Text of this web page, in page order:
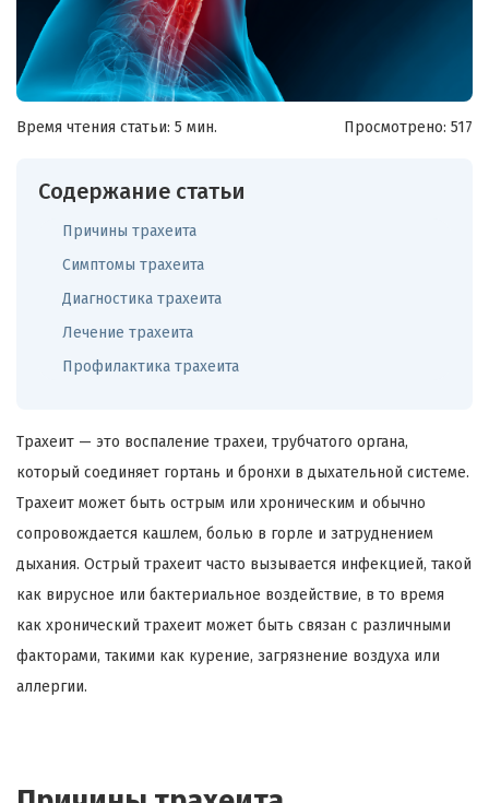
Время чтения статьи: 5 мин. Просмотрено: 517
Содержание статьи
Причины трахеита
Симптомы трахеита
Диагностика трахеита
Лечение трахеита
Профилактика трахеита
Трахеит — это воспаление трахеи, трубчатого органа,
который соединяет гортань и бронхи в дыхательной системе.
Трахеит может быть острым или хроническим и обычно
сопровождается кашлем, болью в горле и затруднением
дыхания. Острый трахеит часто вызывается инфекцией, такой
как вирусное или бактериальное воздействие, в то время
как хронический трахеит может быть связан с различными
факторами, такими как курение, загрязнение воздуха или
аллергии.